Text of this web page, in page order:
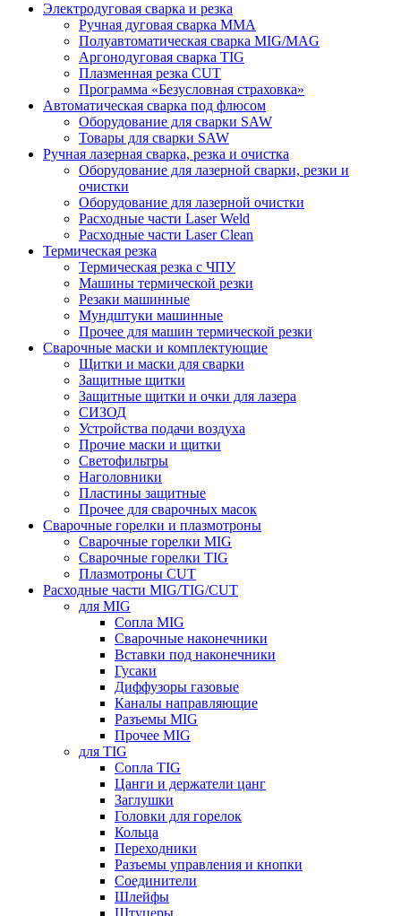
Электродуговая сварка и резка
Ручная дуговая сварка MMA
Полуавтоматическая сварка MIG/MAG
Аргонодуговая сварка TIG
Плазменная резка CUT
Программа «Безусловная страховка»
Автоматическая сварка под флюсом
Оборудование для сварки SAW
Товары для сварки SAW
Ручная лазерная сварка, резка и очистка
Оборудование для лазерной сварки, резки и
очистки
Оборудование для лазерной очистки
Расходные части Laser Weld
Расходные части Laser Clean
Термическая резка
Термическая резка с ЧПУ
Машины термической резки
Резаки машинные
Мундштуки машинные
Прочее для машин термической резки
Сварочные маски и комплектующие
Щитки и маски для сварки
Защитные щитки
Защитные щитки и очки для лазера
СИЗОД
Устройства подачи воздуха
Прочие маски и щитки
Светофильтры
Наголовники
Пластины защитные
Прочее для сварочных масок
Сварочные горелки и плазмотроны
Сварочные горелки MIG
Сварочные горелки TIG
Плазмотроны CUT
Расходные части MIG/TIG/CUT
для MIG
Сопла MIG
Сварочные наконечники
Вставки под наконечники
Гусаки
Диффузоры газовые
Каналы направляющие
Разъемы MIG
Прочее MIG
для TIG
Сопла TIG
Цанги и держатели цанг
Заглушки
Головки для горелок
Кольца
Переходники
Разъемы управления и кнопки
Соединители
Шлейфы